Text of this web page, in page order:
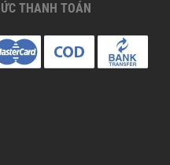
THANH TOÁN